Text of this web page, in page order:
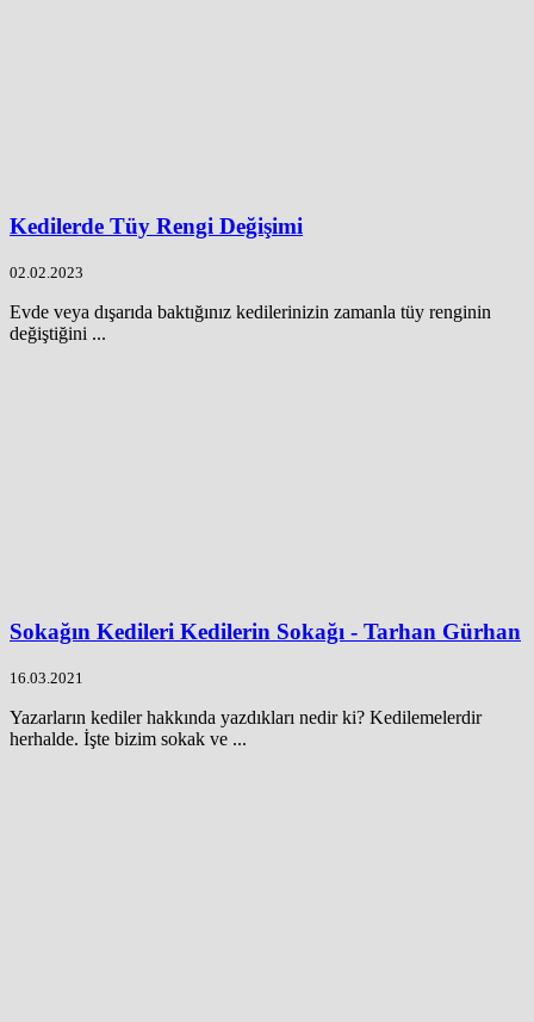
Kedilerde Tüy Rengi Değişimi
02.02.2023
Evde veya dışarıda baktığınız kedilerinizin zamanla tüy renginin
değiştiğini ...
Sokağın Kedileri Kedilerin Sokağı - Tarhan Gürhan
16.03.2021
Yazarların kediler hakkında yazdıkları nedir ki? Kedilemelerdir
herhalde. İşte bizim sokak ve ...